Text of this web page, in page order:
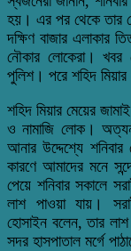
হয়। এর পর থেকে তার
দক্ষিণ বাজার এলাকার
নৌকার লোকেরা। খবর
পুলিশ। পরে শহিদ
শহিদ মিয়ার মেয়ের
ও নামাজি লোক।
আনার উদ্দেশ্যে
কারণে আমাদের মনে
পেয়ে শনিবার সকালে
লাশ পাওয়া যায়।
হোসাইন বলেন, তার
সদর হাসপাতাল মর্গে